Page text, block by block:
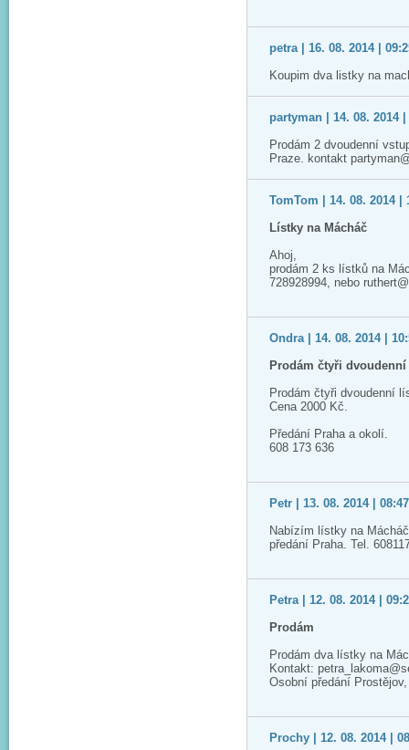
petra | 16. 08. 2014 |
Koupim dva listky na
partyman | 14. 08. 2014 |
Prodám 2 dvoudenní
Praze. kontakt
TomTom | 14. 08. 2014 |
Lístky na Mácháč
Ahoj,
prodám 2 ks lístků na
728928994, nebo
Ondra | 14. 08. 2014 |
Prodám čtyři
Prodám čtyři dvoudenní
Cena 2000 Kč.
Předání Praha a okolí.
608 173 636
Petr | 13. 08. 2014 |
Nabízím lístky na
předání Praha. Tel.
Petra | 12. 08. 2014 |
Prodám
Prodám dva lístky na
Kontakt:
Osobní předání
Prochy | 12. 08. 2014 |